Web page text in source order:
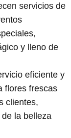
servicios de
y lleno de
eficiente y
flores frescas
clientes,
la belleza